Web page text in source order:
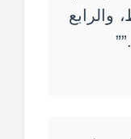
والرابع